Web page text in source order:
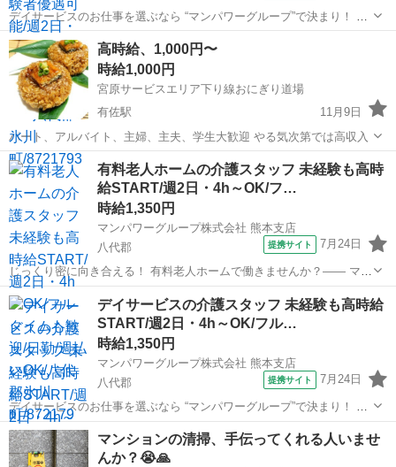
デイサービスのお仕事を選ぶなら “マンパワーグループ”で決まり！ ✅️
高時給で稼げる！ ✅️ライフスタイルに合わせて働ける！ ✅️資格取得支
熊本 八代郡 医療
高時給、1,000円〜
時給1,000円
宮原サービスエリア下り線おにぎり道場
有佐駅
11月9日
パート、アルバイト、主婦、主夫、学生大歓迎 やる気次第では高収入
熊本 八代郡 有佐駅 やる気
有料老人ホームの介護スタッフ 未経験も高時
給START/週2日・4h～OK/フ…
時給1,350円
マンパワーグループ株式会社 熊本支店
八代郡
提携サイト 7月24日
じっくり密に向き合える！ 有料老人ホームで働きませんか？―― マン
パワーグループなら... ✨高時給で稼げる！ ✨ライフスタイルに合わせ
て働ける！ ✨資格取得支援など福利厚生充実！ ✨大手なので...
熊本 医療
デイサービスの介護スタッフ 未経験も高時給
START/週2日・4h～OK/フル…
時給1,350円
マンパワーグループ株式会社 熊本支店
八代郡
提携サイト 7月24日
デイサービスのお仕事を選ぶなら “マンパワーグループ”で決まり！ ✅️
高時給で稼げる！ ✅️ライフスタイルに合わせて働ける！ ✅️資格取得支
援など福利厚生充実！ ✅️大手なので安定性抜群！ ...
熊本 八代郡
マンションの清掃、手伝ってくれる人いませ
んか？😭🙏